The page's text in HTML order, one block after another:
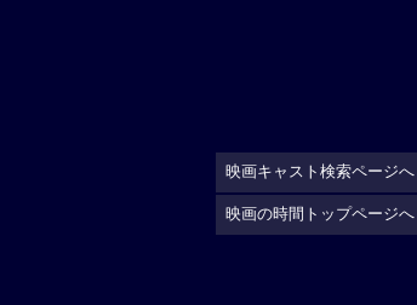
映画キャスト検索ページへ
映画の時間トップページへ